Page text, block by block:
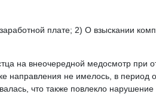
плате; 2) О взыскании
на внеочередной медосмотр при
направления не имелось, в период
что также повлекло нарушение